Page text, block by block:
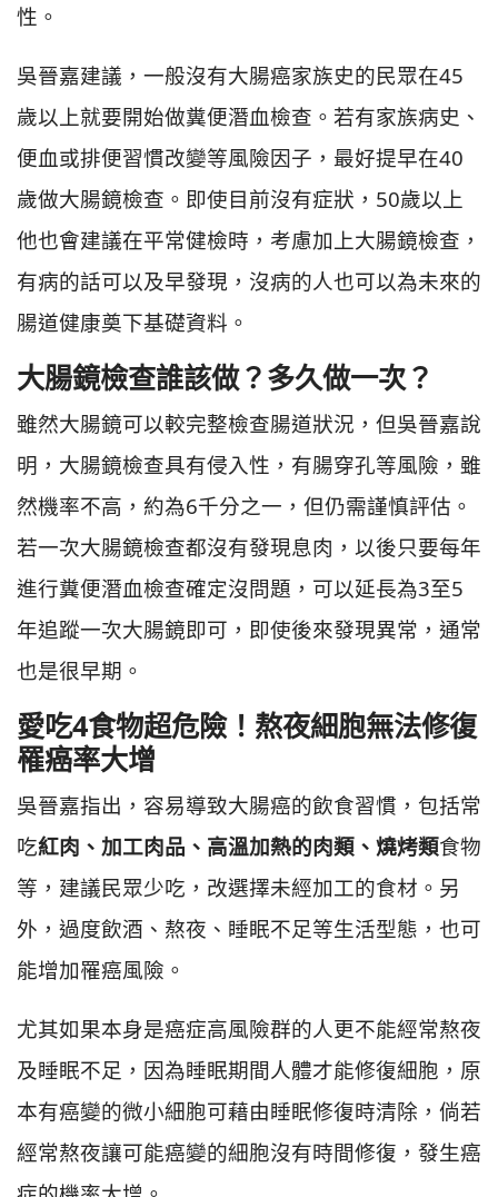
性。
吳晉嘉建議，一般沒有大腸癌家族史的民眾在45
歲以上就要開始做糞便潛血檢查。若有家族病史、
便血或排便習慣改變等風險因子，最好提早在40
歲做大腸鏡檢查。即使目前沒有症狀，50歲以上
他也會建議在平常健檢時，考慮加上大腸鏡檢查，
有病的話可以及早發現，沒病的人也可以為未來的
腸道健康奠下基礎資料。
大腸鏡檢查誰該做？多久做一次？
雖然大腸鏡可以較完整檢查腸道狀況，但吳晉嘉說
明，大腸鏡檢查具有侵入性，有腸穿孔等風險，雖
然機率不高，約為6千分之一，但仍需謹慎評估。
若一次大腸鏡檢查都沒有發現息肉，以後只要每年
進行糞便潛血檢查確定沒問題，可以延長為3至5
年追蹤一次大腸鏡即可，即使後來發現異常，通常
也是很早期。
愛吃4食物超危險！熬夜細胞無法修復
罹癌率大增
吳晉嘉指出，容易導致大腸癌的飲食習慣，包括常
吃紅肉、加工肉品、高溫加熱的肉類、燒烤類食物
等，建議民眾少吃，改選擇未經加工的食材。另
外，過度飲酒、熬夜、睡眠不足等生活型態，也可
能增加罹癌風險。
尤其如果本身是癌症高風險群的人更不能經常熬夜
及睡眠不足，因為睡眠期間人體才能修復細胞，原
本有癌變的微小細胞可藉由睡眠修復時清除，倘若
經常熬夜讓可能癌變的細胞沒有時間修復，發生癌